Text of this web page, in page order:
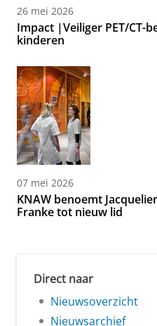
26 mei 2026
Impact |Veiliger PET/CT-
kinderen
07 mei 2026
KNAW benoemt
Franke tot nieuw lid
Direct naar
Nieuwsoverzicht
Nieuwsarchief